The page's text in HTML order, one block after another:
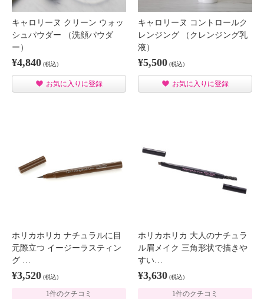
キャロリーヌ クリーン ウォッ
シュパウダー （洗顔パウダ
ー）
¥4,840 (税込)
お気に入りに登録
キャロリーヌ コントロールク
レンジング （クレンジング乳
液）
¥5,500 (税込)
お気に入りに登録
ホリカホリカ ナチュラルに目
元際立つ イージーラスティン
グ …
¥3,520 (税込)
1件のクチコミ
ホリカホリカ 大人のナチュラ
ル眉メイク 三角形状で描きや
すい…
¥3,630 (税込)
1件のクチコミ